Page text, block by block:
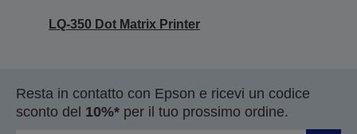
LQ-350 Dot Matrix Printer
Resta in contatto con Epson e ricevi un codice
sconto del 10%* per il tuo prossimo ordine.